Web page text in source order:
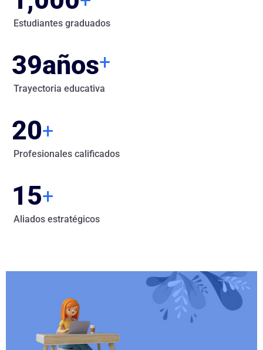
Estudiantes graduados
39años+
Trayectoria educativa
20+
Profesionales calificados
15+
Aliados estratégicos